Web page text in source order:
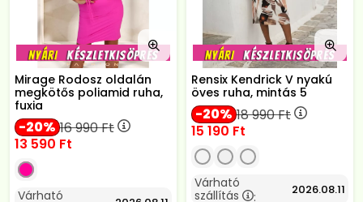
Mirage Rodosz oldalán
megkötős poliamid ruha,
fuxia
20 16 990Ft
13 590 Ft
Várható
Rensix Kendrick V nyakú
öves ruha, mintás 5
20 18 990Ft
15 190 Ft
Várható
szállítás
: 2026.08.11